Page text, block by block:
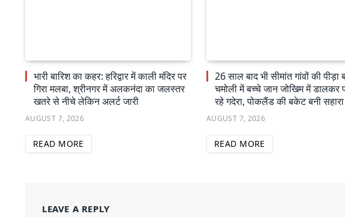
भारी बारिश का कहर: हरिद्वार में काली मंदिर पर
गिरा मलबा, श्रीनगर में अलकनंदा का जलस्तर
खतरे से नीचे लेकिन अलर्ट जारी
AUGUST 7, 2026
READ MORE
26 साल बाद भी सीमांत गांवों की पीड़ा
चमोली में बच्चे जान जोखिम में डालकर
रहे गदेरा, पोकलैंड की बकेट बनी सहारा
AUGUST 7, 2026
READ MORE
LEAVE A REPLY